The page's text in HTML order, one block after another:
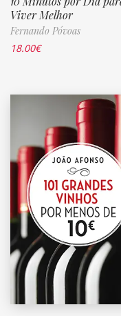
Viver Melhor
Fernando Póvoas
18.00€